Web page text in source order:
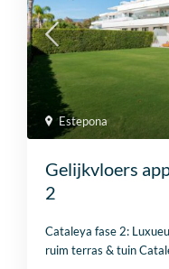
Estepona
Gelijkvloers
2
Cataleya fase 2:
ruim terras & tuin